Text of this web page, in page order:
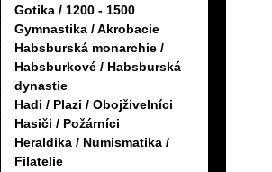
Gotika / 1200 - 1500
Gymnastika / Akrobacie
Habsburská monarchie /
Habsburkové / Habsburská
dynastie
Hadi / Plazi / Obojživelníci
Hasiči / Požárníci
Heraldika / Numismatika /
Filatelie